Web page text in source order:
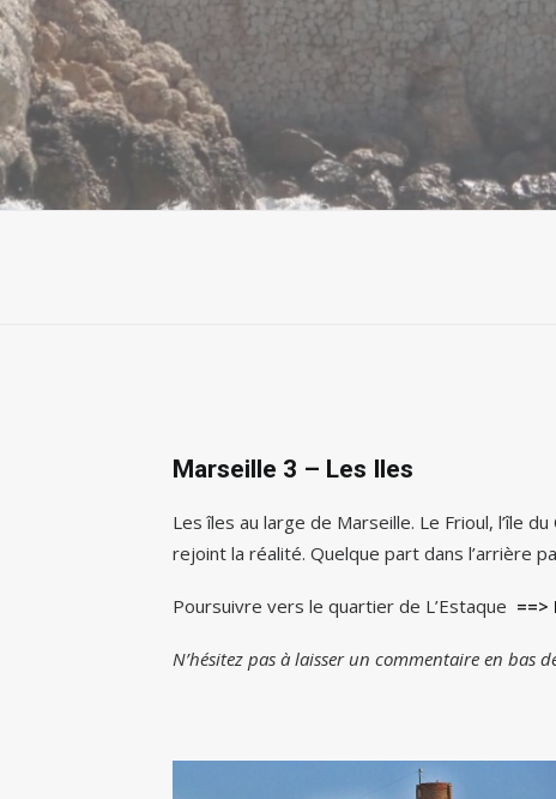
Marseille 3 – Les Iles
Les îles au large de Marseille. Le Frioul, l’île
rejoint la réalité. Quelque part dans l’arrière
Poursuivre vers le quartier de L’Estaque ==>
N’hésitez pas à laisser un commentaire en bas